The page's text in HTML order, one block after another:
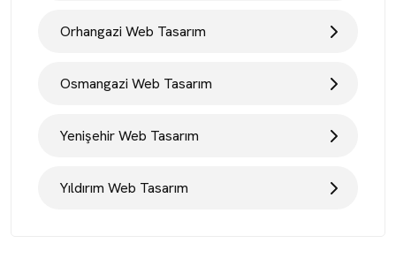
Orhangazi Web Tasarım
Osmangazi Web Tasarım
Yenişehir Web Tasarım
Yıldırım Web Tasarım